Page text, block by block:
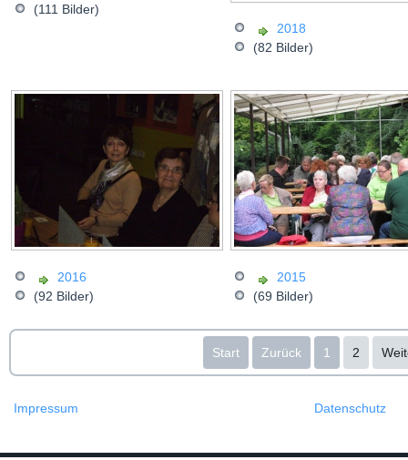
(111 Bilder)
2018
(82 Bilder)
2016
(92 Bilder)
2015
(69 Bilder)
Start Zurück 1 2
Impressum Datenschutz